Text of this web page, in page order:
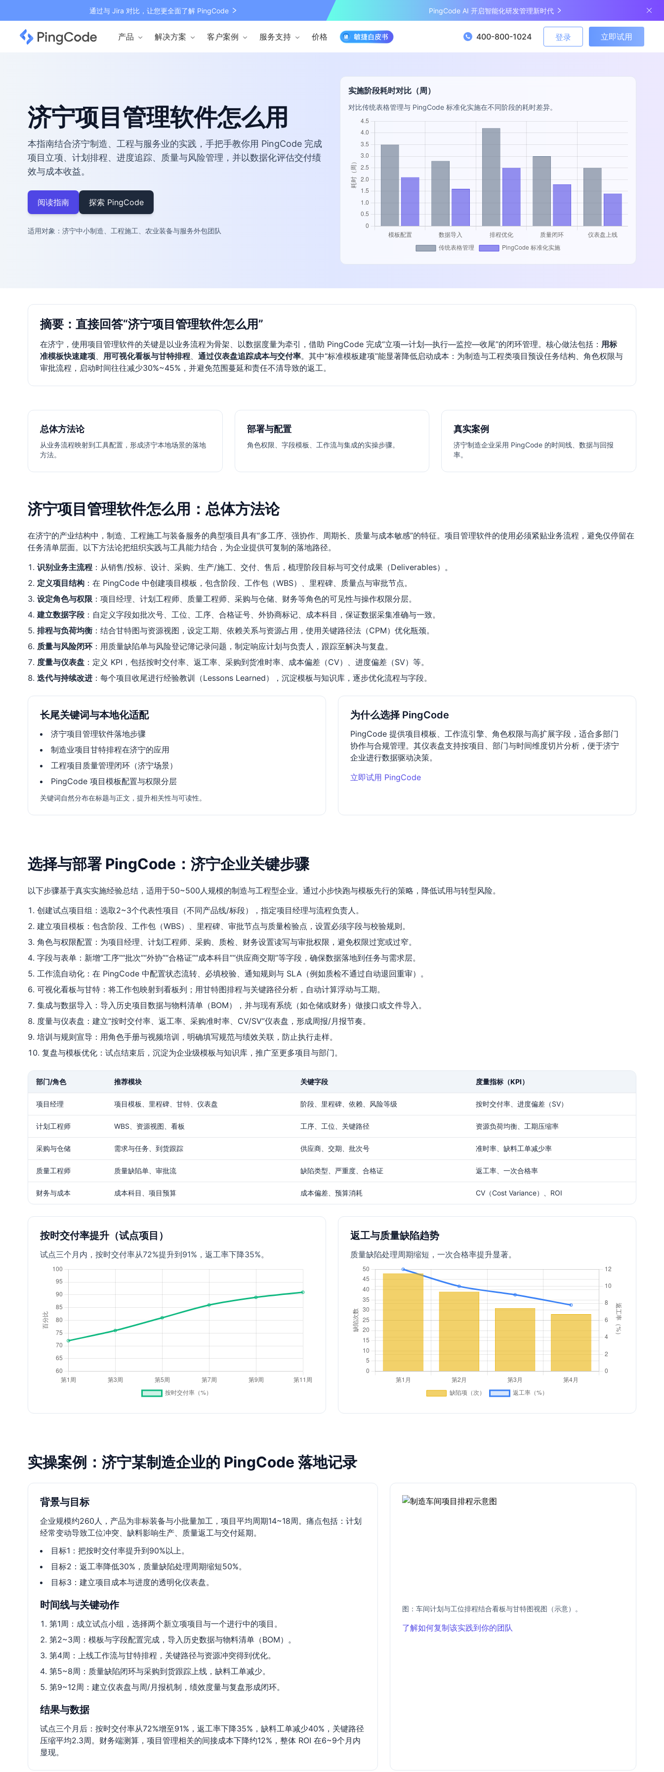
通过与 Jira 对比，让您更全面了解 PingCode PingCode AI 开启智能化研发管理新时代
产品 解决方案 客户案例 服务支持 价格 400-800-1024 登录 立即试用
济宁项目管理软件怎么用
本指南结合济宁制造、工程与服务业的实践，手把手教你用 PingCode 完成
项目立项、计划排程、进度追踪、质量与风险管理，并以数据化评估交付绩
效与成本收益。
阅读指南 探索 PingCode
适用对象：济宁中小制造、工程施工、农业装备与服务外包团队
实施阶段耗时对比（周）
对比传统表格管理与 PingCode 标准化实施在不同阶段的耗时差异。
摘要：直接回答“济宁项目管理软件怎么用”
在济宁，使用项目管理软件的关键是以业务流程为骨架、以数据度量为牵引，借助 PingCode 完成“立项—计划—执行—监控—收尾”的闭环管理。核心做法包括： 用标
准模板快速建项、 用可视化看板与甘特排程、 通过仪表盘追踪成本与交付率。其中“标准模板建项”能显著降低启动成本：为制造与工程类项目预设任务结构、角色权限与
审批流程，启动时间往往减少30%~45%，并避免范围蔓延和责任不清导致的返工。
总体方法论
从业务流程映射到工具配置，形成济宁本地场景的落地
方法。
部署与配置
角色权限、字段模板、工作流与集成的实操步骤。
真实案例
济宁制造企业采用 PingCode 的时间线、数据与回报
率。
济宁项目管理软件怎么用：总体方法论
在济宁的产业结构中，制造、工程施工与装备服务的典型项目具有“多工序、强协作、周期长、质量与成本敏感”的特征。项目管理软件的使用必须紧贴业务流程，避免仅停留在
任务清单层面。以下方法论把组织实践与工具能力结合，为企业提供可复制的落地路径。
识别业务主流程 ：从销售/投标、设计、采购、生产/施工、交付、售后，梳理阶段目标与可交付成果（Deliverables）。
定义项目结构 ：在 PingCode 中创建项目模板，包含阶段、工作包（WBS）、里程碑、质量点与审批节点。
设定角色与权限 ：项目经理、计划工程师、质量工程师、采购与仓储、财务等角色的可见性与操作权限分层。
建立数据字段 ：自定义字段如批次号、工位、工序、合格证号、外协商标记、成本科目，保证数据采集准确与一致。
排程与负荷均衡 ：结合甘特图与资源视图，设定工期、依赖关系与资源占用，使用关键路径法（CPM）优化瓶颈。
质量与风险闭环：用质量缺陷单与风险登记簿记录问题，制定响应计划与负责人，跟踪至解决与复盘。
度量与仪表盘 ：定义 KPI，包括按时交付率、返工率、采购到货准时率、成本偏差（CV）、进度偏差（SV）等。
迭代与持续改进 ：每个项目收尾进行经验教训（Lessons Learned），沉淀模板与知识库，逐步优化流程与字段。
长尾关键词与本地化适配
济宁项目管理软件落地步骤
制造业项目甘特排程在济宁的应用
工程项目质量管理闭环（济宁场景）
PingCode 项目模板配置与权限分层
关键词自然分布在标题与正文，提升相关性与可读性。
为什么选择 PingCode
PingCode 提供项目模板、工作流引擎、角色权限与高扩展字段，适合多部门
协作与合规管理。其仪表盘支持按项目、部门与时间维度切片分析，便于济宁
企业进行数据驱动决策。
立即试用 PingCode
选择与部署 PingCode：济宁企业关键步骤
以下步骤基于真实实施经验总结，适用于50~500人规模的制造与工程型企业。通过小步快跑与模板先行的策略，降低试用与转型风险。
创建试点项目组：选取2~3个代表性项目（不同产品线/标段），指定项目经理与流程负责人。
建立项目模板：包含阶段、工作包（WBS）、里程碑、审批节点与质量检验点，设置必须字段与校验规则。
角色与权限配置：为项目经理、计划工程师、采购、质检、财务设置读写与审批权限，避免权限过宽或过窄。
字段与表单：新增“工序”“批次”“外协”“合格证”“成本科目”“供应商交期”等字段，确保数据落地到任务与需求层。
工作流自动化：在 PingCode 中配置状态流转、必填校验、通知规则与 SLA（例如质检不通过自动退回重审）。
可视化看板与甘特：将工作包映射到看板列；用甘特图排程与关键路径分析，自动计算浮动与工期。
集成与数据导入：导入历史项目数据与物料清单（BOM），并与现有系统（如仓储或财务）做接口或文件导入。
度量与仪表盘：建立“按时交付率、返工率、采购准时率、CV/SV”仪表盘，形成周报/月报节奏。
培训与规则宣导：用角色手册与视频培训，明确填写规范与绩效关联，防止执行走样。
复盘与模板优化：试点结束后，沉淀为企业级模板与知识库，推广至更多项目与部门。
部门/角色 推荐模块 关键字段 度量指标（KPI）
项目经理 项目模板、里程碑、甘特、仪表盘 阶段、里程碑、依赖、风险等级 按时交付率、进度偏差（SV）
计划工程师 WBS、资源视图、看板 工序、工位、关键路径 资源负荷均衡、工期压缩率
采购与仓储 需求与任务、到货跟踪 供应商、交期、批次号 准时率、缺料工单减少率
质量工程师 质量缺陷单、审批流 缺陷类型、严重度、合格证 返工率、一次合格率
财务与成本 成本科目、项目预算 成本偏差、预算消耗 CV（Cost Variance）、ROI
按时交付率提升（试点项目）
试点三个月内，按时交付率从72%提升到91%，返工率下降35%。
返工与质量缺陷趋势
质量缺陷处理周期缩短，一次合格率提升显著。
实操案例：济宁某制造企业的 PingCode 落地记录
背景与目标
企业规模约260人，产品为非标装备与小批量加工，项目平均周期14~18周。痛点包括：计划
经常变动导致工位冲突、缺料影响生产、质量返工与交付延期。
目标1：把按时交付率提升到90%以上。
目标2：返工率降低30%，质量缺陷处理周期缩短50%。
目标3：建立项目成本与进度的透明化仪表盘。
时间线与关键动作
第1周：成立试点小组，选择两个新立项项目与一个进行中的项目。
第2~3周：模板与字段配置完成，导入历史数据与物料清单（BOM）。
第4周：上线工作流与甘特排程，关键路径与资源冲突得到优化。
第5~8周：质量缺陷闭环与采购到货跟踪上线，缺料工单减少。
第9~12周：建立仪表盘与周/月报机制，绩效度量与复盘形成闭环。
结果与数据
试点三个月后：按时交付率从72%增至91%，返工率下降35%，缺料工单减少40%，关键路径
压缩平均2.3周。财务端测算，项目管理相关的间接成本下降约12%，整体 ROI 在6~9个月内
显现。
图：车间计划与工位排程结合看板与甘特图视图（示意）。
了解如何复制该实践到你的团队